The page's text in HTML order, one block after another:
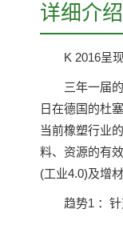
详细介绍
K 2016呈
三年一届
日在德国的杜
当前橡塑行业
料、资源的有
(工业4.0)及增材
趋势1 ：